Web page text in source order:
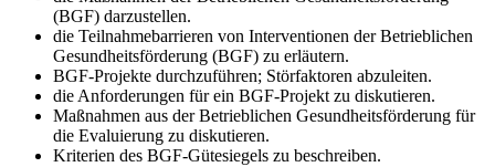
(BGF) darzustellen.
die Teilnahmebarrieren von Interventionen der Betrieblichen
Gesundheitsförderung (BGF) zu erläutern.
BGF-Projekte durchzuführen; Störfaktoren abzuleiten.
die Anforderungen für ein BGF-Projekt zu diskutieren.
Maßnahmen aus der Betrieblichen Gesundheitsförderung für
die Evaluierung zu diskutieren.
Kriterien des BGF-Gütesiegels zu beschreiben.